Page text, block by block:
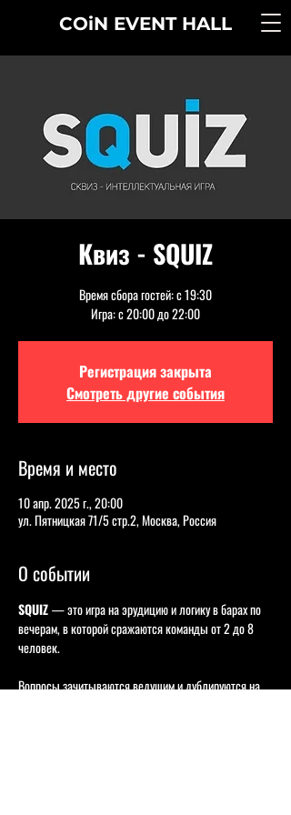
COiN EVENT HALL
Квиз - SQUIZ
Время сбора гостей: с 19:30
Игра: с 20:00 до 22:00
Регистрация закрыта
Смотреть другие события
Время и место
10 апр. 2025 г., 20:00
ул. Пятницкая 71/5 стр.2, Москва, Россия
О событии
SQUIZ — это игра на эрудицию и логику в барах по
вечерам, в которой сражаются команды от 2 до 8
человек.
Вопросы зачитываются ведущим и дублируются на